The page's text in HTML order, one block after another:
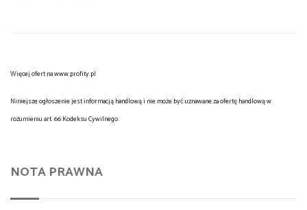
Więcej ofert na www.profity.pl
Niniejsze ogłoszenie jest informacją handlową i nie może być uznawane za ofertę handlową w
rozumieniu art. 66 Kodeksu Cywilnego.
NOTA PRAWNA